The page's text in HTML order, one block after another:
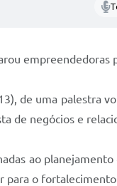
empreendedoras
de uma palestra
de negócios e
ao
o